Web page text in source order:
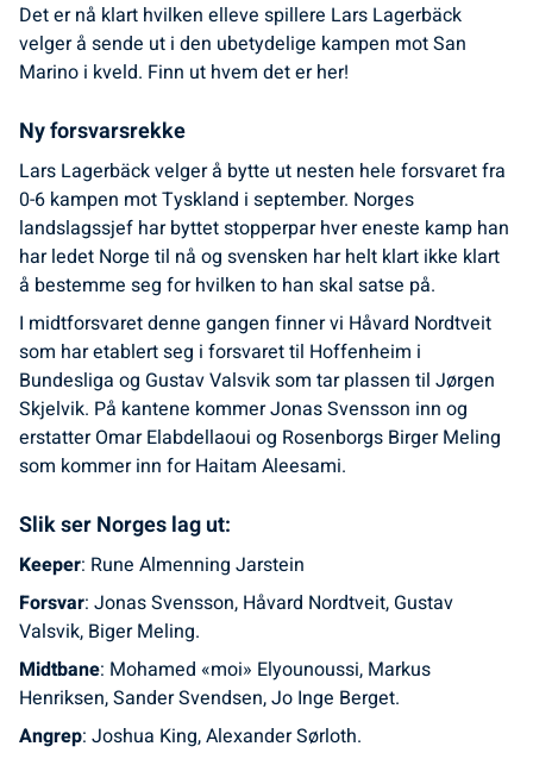
Det er nå klart hvilken elleve spillere Lars Lagerbäck
velger å sende ut i den ubetydelige kampen mot San
Marino i kveld. Finn ut hvem det er her!
Ny forsvarsrekke
Lars Lagerbäck velger å bytte ut nesten hele forsvaret fra
0-6 kampen mot Tyskland i september. Norges
landslagssjef har byttet stopperpar hver eneste kamp han
har ledet Norge til nå og svensken har helt klart ikke klart
å bestemme seg for hvilken to han skal satse på.
I midtforsvaret denne gangen finner vi Håvard Nordtveit
som har etablert seg i forsvaret til Hoffenheim i
Bundesliga og Gustav Valsvik som tar plassen til Jørgen
Skjelvik. På kantene kommer Jonas Svensson inn og
erstatter Omar Elabdellaoui og Rosenborgs Birger Meling
som kommer inn for Haitam Aleesami.
Slik ser Norges lag ut:
Keeper: Rune Almenning Jarstein
Forsvar: Jonas Svensson, Håvard Nordtveit, Gustav
Valsvik, Biger Meling.
Midtbane: Mohamed «moi» Elyounoussi, Markus
Henriksen, Sander Svendsen, Jo Inge Berget.
Angrep: Joshua King, Alexander Sørloth.